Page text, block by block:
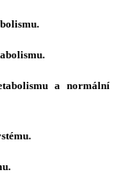
a normální